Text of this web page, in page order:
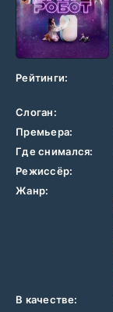
2 3 5
Рейтинги:
Слоган:
Премьера:
Где снимался:
Режиссёр:
Жанр:
В качестве: